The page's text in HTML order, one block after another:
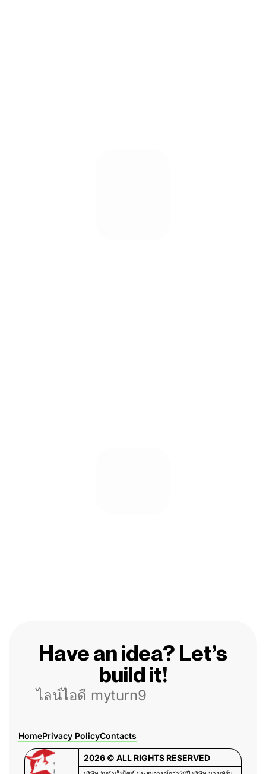
Have an idea? Let’s
build it!
ไลน์ไอดี myturn9
HomePrivacy PolicyContacts
2026 © ALL RIGHTS RESERVED